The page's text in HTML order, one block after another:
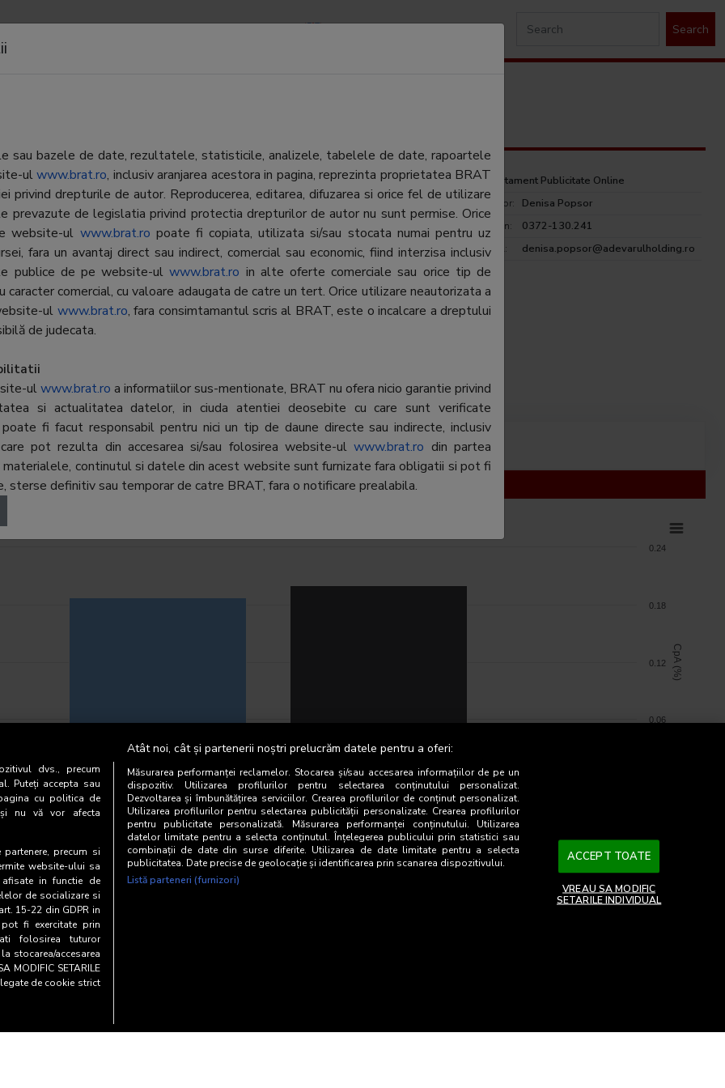
NEWSLETTERS CONTACTE LOGIN Search
Adevarul Holding SRL
National
Platita
Constantin Sandu/Cristian
Stancu
Departament Difuzare
Director:
Dana Zamfir
Telefon:
0372-130.133
E-mail:
dana.zamfir@adevarulholding.ro
Departament Publicitate Online
Director:
Denisa Popsor
Telefon:
0372-130.241
E-mail:
denisa.popsor@adevarulholding.ro
Departament Publicitate Print
Director:
Dana Butnaru
să fițiautentificat
CpA (%)
CpA (mii) CpA (%)
2017
0.06
0.12
0.18
0.24
Livrare CpA CpA (%) Marja mii Marja (%)
National Nov15-Mai17 0,05
sau bazele de date, rezultatele, statisticile, analizele, tabelele de date, rapoartele
ulwww.brat.ro, inclusiv aranjarea acestora in pagina, reprezinta proprietatea BRAT
privind drepturile de autor. Reproducerea, editarea, difuzarea si orice fel de utilizare
prevazute de legislatia privind protectia drepturilor de autor nu sunt permise. Orice
website-ul www.brat.ro poate fi copiata, utilizata si/sau stocata numai pentru uz
fara un avantaj direct sau indirect, comercial sau economic, fiind interzisa inclusiv
publice de pe website-ulwww.brat.ro in alte oferte comerciale sau orice tip de
caracter comercial, cu valoare adaugata de catre un tert. Orice utilizare neautorizata a
ul www.brat.ro, fara consimtamantul scris al BRAT, este o incalcare a dreptului
de judecata.
ulwww.brat.ro a informatiilor sus-mentionate, BRAT nu ofera nicio garantie privind
si actualitatea datelor, in ciuda atentiei deosebite cu care sunt verificate
fi facut responsabil pentru nici un tip de daune directe sau indirecte, inclusiv
pot rezulta din accesarea si/sau folosirea website-ulwww.brat.ro din partea
materialele, continutul si datele din acest website sunt furnizate fara obligatii si pot fi
sterse definitiv sau temporar de catre BRAT, fara o notificare prealabila.
dvs., precum
Puteți accepta sau
cu politica de
nu vă vor afecta
precum si
website-ului sa
in functie de
de socializare si
15-22 din GDPR in
fi exercitate prin
folosirea tuturor
stocarea/accesarea
MODIFIC SETARILE
de cookie strict
Atât noi, cât și partenerii noștri prelucrăm datele pentru a oferi:
Măsurarea performanței reclamelor. Stocarea și/sau accesarea informațiilor de pe un
dispozitiv. Utilizarea profilurilor pentru selectarea conținutului personalizat.
Dezvoltarea și îmbunătățirea serviciilor. Crearea profilurilor de conținut personalizat.
Utilizarea profilurilor pentru selectarea publicității personalizate. Crearea profilurilor
pentru publicitate personalizată. Măsurarea performanței conținutului. Utilizarea
datelor limitate pentru a selecta conținutul. Înțelegerea publicului prin statistici sau
combinații de date din surse diferite. Utilizarea de date limitate pentru a selecta
publicitatea. Date precise de geolocație și identificarea prin scanarea dispozitivului.
Listă parteneri (furnizori)
ACCEPT TOATE
VREAU SA MODIFIC
SETARILE INDIVIDUAL